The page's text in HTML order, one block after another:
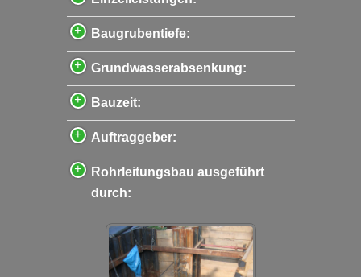
Baugrubentiefe:
Grundwasserabsenkung:
Bauzeit:
Auftraggeber:
Rohrleitungsbau ausgeführt
durch: